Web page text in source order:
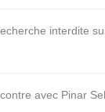
interdite
avec Pinar